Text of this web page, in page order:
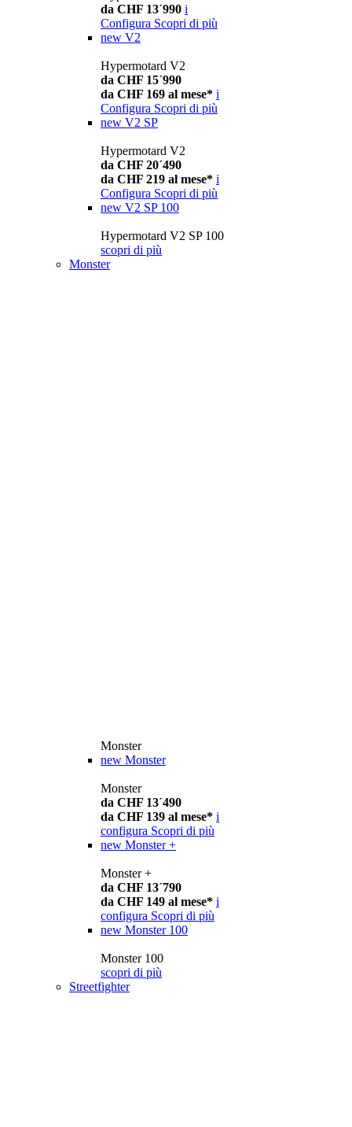
da CHF 13´990 i
Configura Scopri di più
new V2
Hypermotard V2
da CHF 15´990
da CHF 169 al mese* i
Configura Scopri di più
new V2 SP
Hypermotard V2
da CHF 20´490
da CHF 219 al mese* i
Configura Scopri di più
new V2 SP 100
Hypermotard V2 SP 100
scopri di più
Monster
Monster
new Monster
Monster
da CHF 13´490
da CHF 139 al mese* i
configura Scopri di più
new Monster +
Monster +
da CHF 13´790
da CHF 149 al mese* i
configura Scopri di più
new Monster 100
Monster 100
scopri di più
Streetfighter